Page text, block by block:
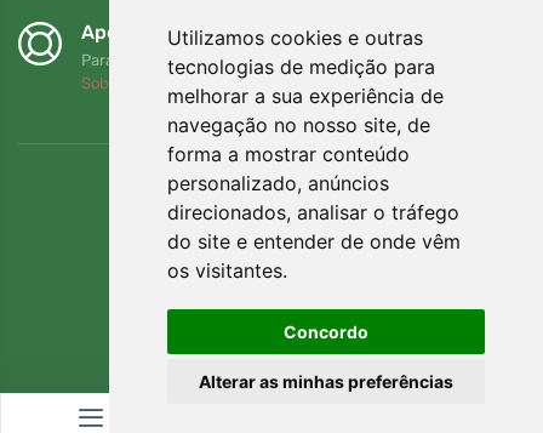
Utilizamos cookies e outras
tecnologias de medição para
melhorar a sua experiência de
navegação no nosso site, de
forma a mostrar conteúdo
personalizado, anúncios
direcionados, analisar o tráfego
do site e entender de onde vêm
os visitantes.
Concordo
Alterar as minhas preferências
Apoiamos a Trees.org
Para cada encomenda plantamos uma árvore! Leia mais
Sobre nós